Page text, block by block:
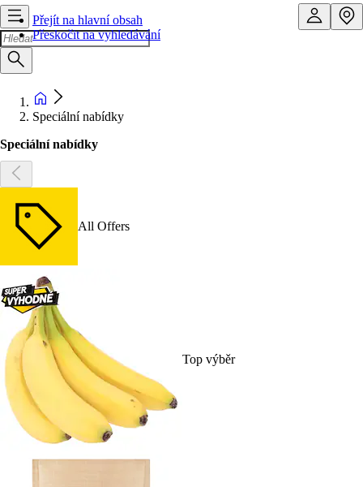
Přejít na hlavní obsah
Přeskočit na vyhledávání
Speciální nabídky
Speciální nabídky
All Offers
Top výběr